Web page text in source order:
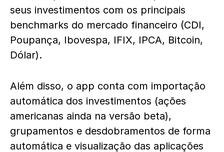
seus investimentos com os principais
benchmarks do mercado financeiro (CDI,
Poupança, Ibovespa, IFIX, IPCA, Bitcoin,
Dólar).
Além disso, o app conta com importação
automática dos investimentos (ações
americanas ainda na versão beta),
grupamentos e desdobramentos de forma
automática e visualização das aplicações